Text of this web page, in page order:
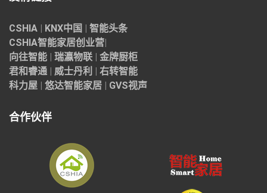
CSHIA | KNX中国 | 智能头条
CSHIA智能家居创业营|
向往智能 | 瑞瀛物联 | 金牌厨柜
君和睿通 | 威士丹利 | 右转智能
科力屋 | 悠达智能家居 | GVS视声
合作伙伴